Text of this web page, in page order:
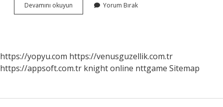
Devamını okuyun
Cinsin
Bozar
Mı
Yorum Bırak
https://yopyu.com https://venusguzellik.com.tr
https://appsoft.com.tr knight online nttgame Sitemap